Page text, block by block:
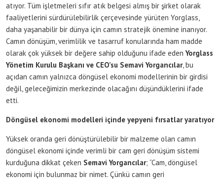
atıyor. Tüm işletmeleri sıfır atık belgesi almış bir şirket olarak
faaliyetlerini sürdürülebilirlik çerçevesinde yürüten Yorglass,
daha yaşanabilir bir dünya için camın stratejik önemine inanıyor.
Camın dönüşüm, verimlilik ve tasarruf konularında ham madde
olarak çok yüksek bir değere sahip olduğunu ifade edenYorglass
Yönetim Kurulu Başkanı ve CEO’su Semavi Yorgancılar, bu
açıdan camın yalnızca döngüsel ekonomi modellerinin bir girdisi
değil, geleceğimizin merkezinde olacağını düşündüklerini ifade
etti.
Döngüsel ekonomi modelleri içinde yepyeni fırsatlar yaratıyor
Yüksek oranda geri dönüştürülebilir bir malzeme olan camın
döngüsel ekonomi içinde verimli bir cam geri dönüşüm sistemi
kurduğuna dikkat çeken Semavi Yorgancılar; “Cam, döngüsel
ekonomi için bulunmaz bir nimet. Çünkü camın geri